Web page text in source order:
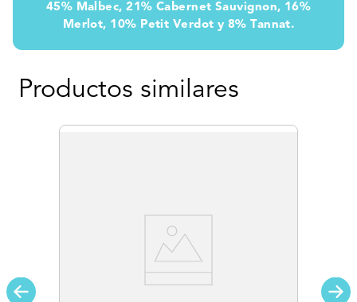
45% Malbec, 21% Cabernet Sauvignon, 16%
Merlot, 10% Petit Verdot y 8% Tannat.
Productos similares